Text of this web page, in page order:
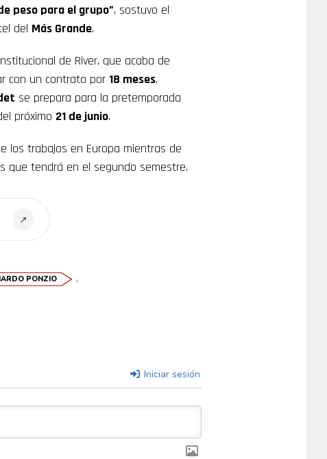
peso para el grupo”, sostuvo el
del Más Grande.
de River, que acaba de
con un contrato por 18 meses.
se prepara para la pretemporada
próximo 21 de junio.
los trabajos en Europa mientras de
que tendrá en el segundo semestre.
↗
PONZIO ,
Iniciar sesión